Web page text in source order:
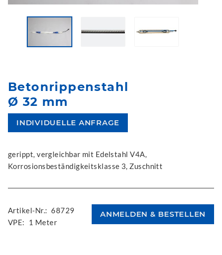
Betonrippenstahl
Ø 32 mm
INDIVIDUELLE ANFRAGE
gerippt, vergleichbar mit Edelstahl V4A,
Korrosionsbeständigkeitsklasse 3, Zuschnitt
Artikel-Nr.: 68729
VPE:
1 Meter